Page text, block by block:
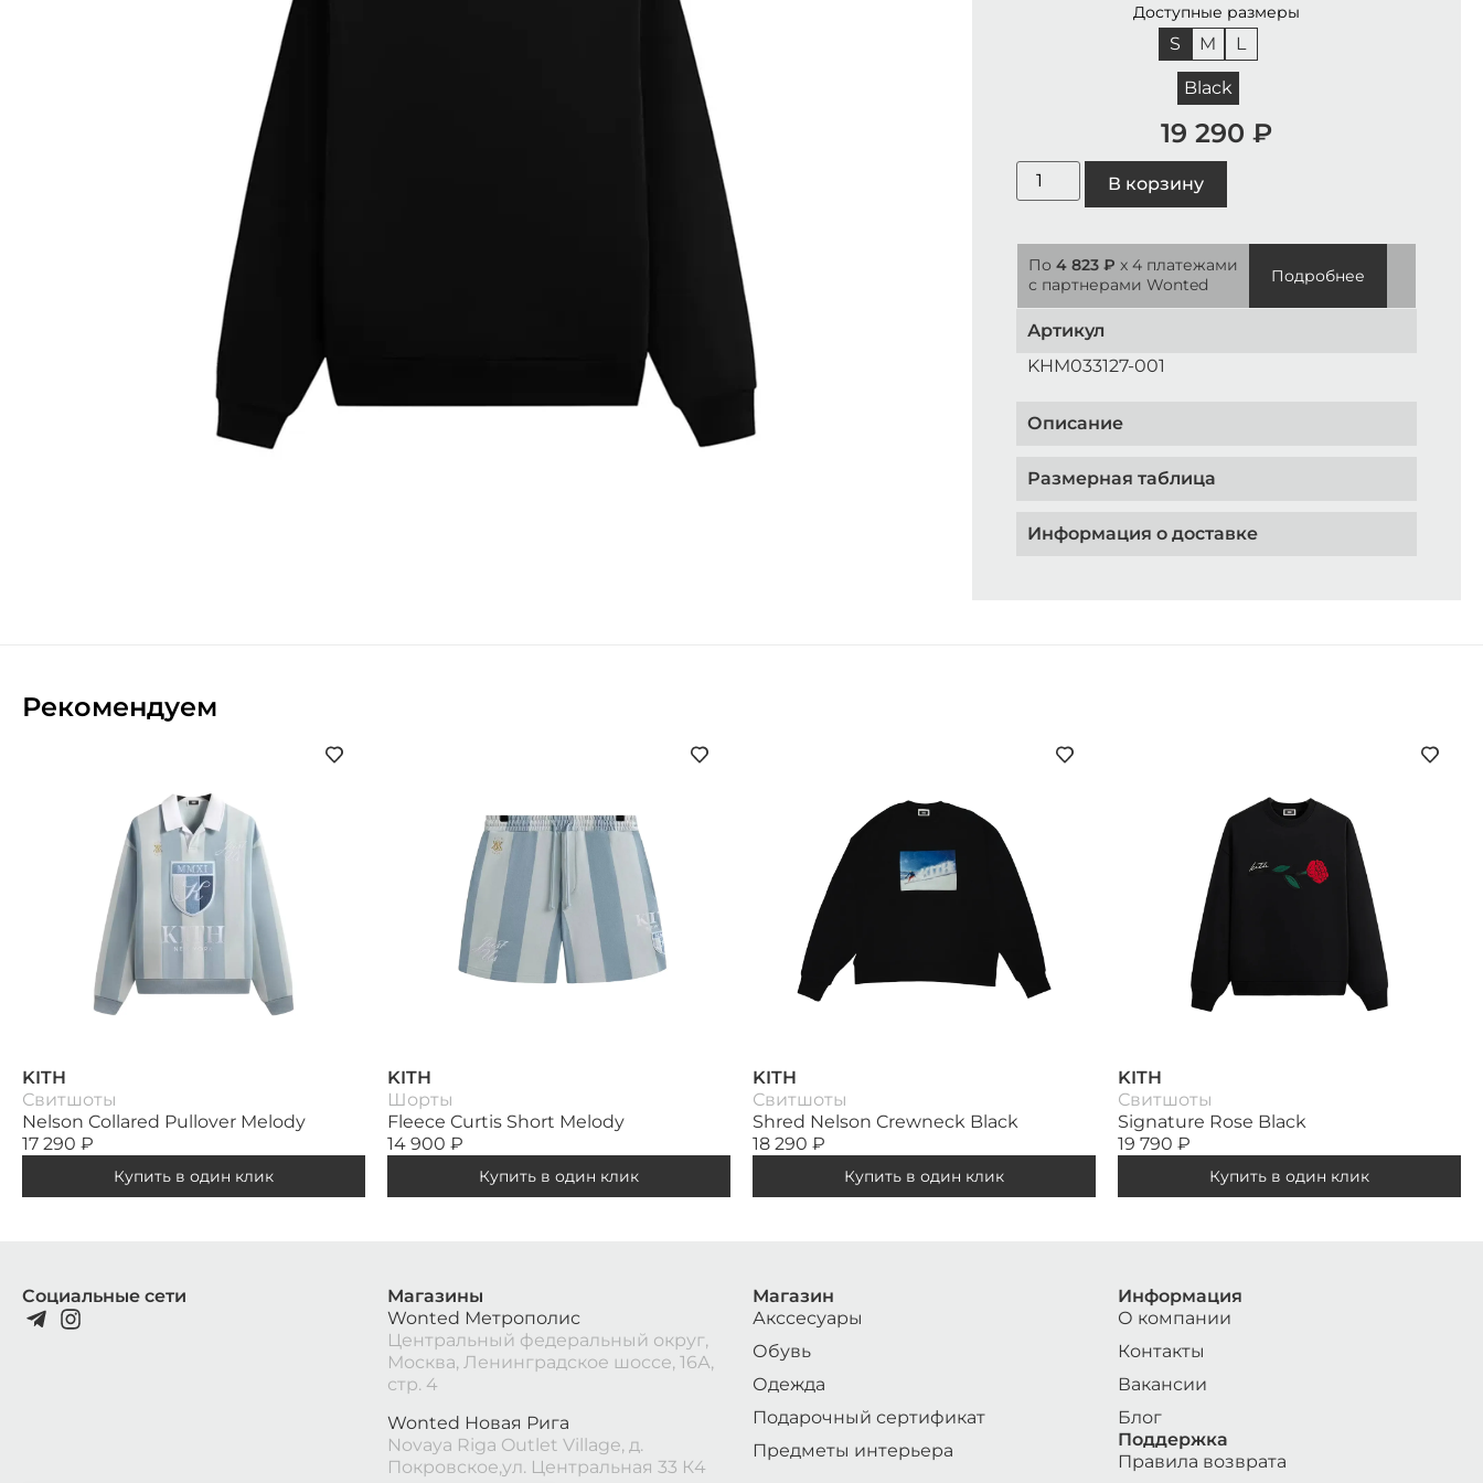
Доступные размеры
S M L
Black
19 290 ₽
В корзину
По 4 823 ₽ x 4 платежами
с партнерами Wonted
Подробнее
Артикул
KHM033127-001
Описание
Размерная таблица
Информация о доставке
Рекомендуем
KITH
Свитшоты
Nelson Collared Pullover Melody
17 290 ₽
Купить в один клик
KITH
Шорты
Fleece Curtis Short Melody
14 900 ₽
Купить в один клик
KITH
Свитшоты
Shred Nelson Crewneck Black
18 290 ₽
Купить в один клик
KITH
Свитшоты
Signature Rose Black
19 790 ₽
Купить в один клик
Социальные сети
Магазины
Wonted Метрополис
Центральный федеральный округ,
Москва, Ленинградское шоссе, 16А,
стр. 4
Wonted Новая Рига
Novaya Riga Outlet Village, д.
Покровское,ул. Центральная 33 К4
Магазин
Акссесуары
Обувь
Одежда
Подарочный сертификат
Предметы интерьера
Информация
О компании
Контакты
Вакансии
Блог
Поддержка
Правила возврата